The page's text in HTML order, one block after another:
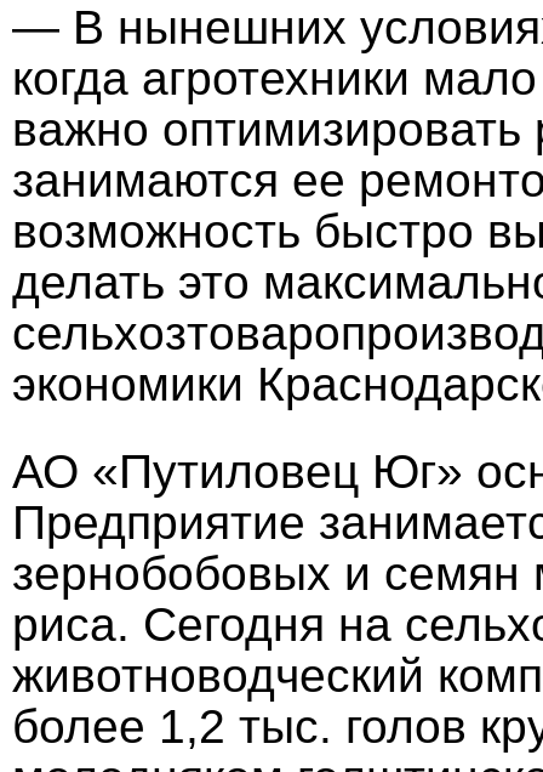
— В нынешних
когда агротехники
важно оптимизировать
занимаются ее
возможность быстро
делать это
экономики
АО «Путиловец Юг»
Предприятие
зернобобовых и семян
риса. Сегодня на
животноводческий
более 1,2 тыс. голов